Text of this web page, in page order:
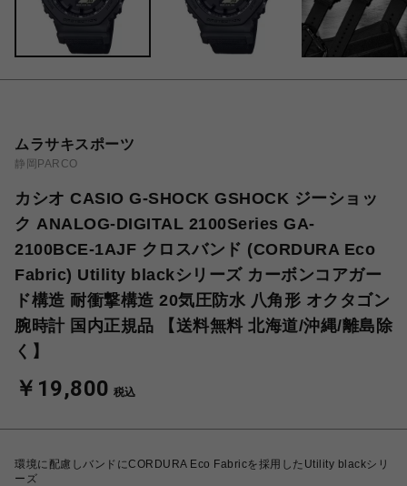
ムラサキスポーツ
静岡PARCO
カシオ CASIO G-SHOCK GSHOCK ジーショッ
ク ANALOG-DIGITAL 2100Series GA-
2100BCE-1AJF クロスバンド (CORDURA Eco
Fabric) Utility blackシリーズ カーボンコアガー
ド構造 耐衝撃構造 20気圧防水 八角形 オクタゴン
腕時計 国内正規品 【送料無料 北海道/沖縄/離島除
く】
￥19,800 税込
環境に配慮しバンドにCORDURA Eco Fabricを採用したUtility blackシリ
ーズ